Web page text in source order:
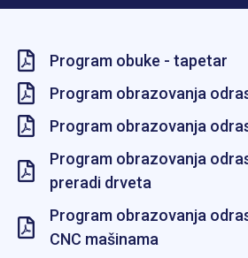
Program obuke - tapetar
Program obrazovanja
Program obrazovanja
Program obrazovanja
preradi drveta
Program obrazovanja
CNC mašinama